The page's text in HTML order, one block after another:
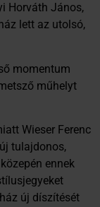
Horváth János,
lett az utolsó,
momentum
műhelyt
Wieser Ferenc
tulajdonos,
ennek
új díszítését